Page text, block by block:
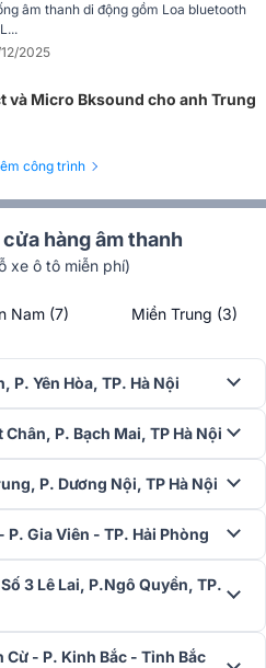
nhiên các chi tiết kỹ thuật đã được
độ bền công nghiệp trong môi
đạt đến sự cân bằng hoàn hảo nhờ
dàng cầm nắm, khoác lên vai và
trình.
5 sở hữu thiết kế siêu cứng cáp
nước, chống bụi ở mức tối cao.
hồ bơi, cát bụi khô khốc trên
va chạm bất ngờ trong party, JBL
và hoạt động bền bỉ mà không gặp
âm thanh di động gồm Loa bluetooth
2025
và Micro Bksound cho anh Trung
công trình
hàng âm thanh
xe ô tô miễn phí)
Nam (7) Miền Trung (3)
P. Yên Hòa, TP. Hà Nội
P. Bạch Mai, TP Hà Nội
P. Dương Nội, TP Hà Nội
P. Gia Viên - TP. Hải Phòng
3 Lê Lai, P.Ngô Quyền, TP.
Cừ - P. Kinh Bắc - Tỉnh Bắc